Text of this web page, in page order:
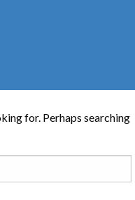
for. Perhaps searching